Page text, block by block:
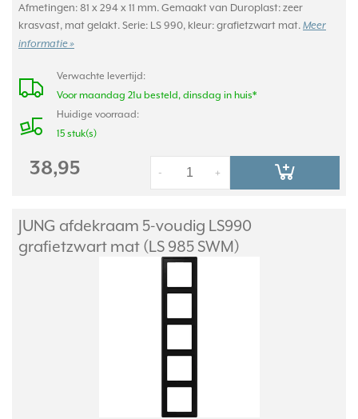
Afmetingen: 81 x 294 x 11 mm. Gemaakt van Duroplast: zeer
krasvast, mat gelakt. Serie: LS 990, kleur: grafietzwart mat. Meer
informatie »
Verwachte levertijd:
Voor maandag 21u besteld, dinsdag in huis*
Huidige voorraad:
15 stuk(s)
38,95 +
-
JUNG afdekraam 5-voudig LS990
grafietzwart mat (LS 985 SWM)